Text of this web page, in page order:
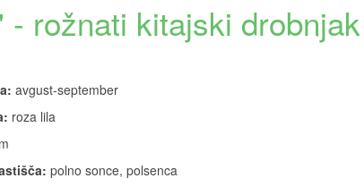
rožnati kitajski drobnjak
avgust-september
roza lila
polno sonce, polsenca